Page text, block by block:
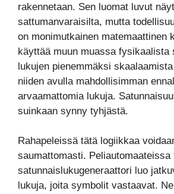
rakennetaan. Sen luomat luvut
sattumanvaraisilta, mutta
on monimutkainen matemaattinen
käyttää muun muassa fysikaalista
lukujen pienemmäksi
niiden avulla mahdollisimman
arvaamattomia lukuja.
suinkaan synny tyhjästä.
Rahapeleissä tätä logiikkaa
saumattomasti.
satunnaislukugeneraattori luo
lukuja, joita symbolit vastaavat.